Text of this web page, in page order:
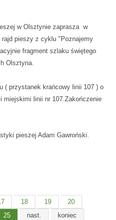
w Olsztynie zaprasza w
pieszy z cyklu "Poznajemy
fragment szlaku świętego
Olsztyna.
( przystanek krańcowy linii 107 ) o
miejskimi linii nr 107.Zakończenie
pieszej Adam Gawroński.
18 19
20
25 nast. koniec